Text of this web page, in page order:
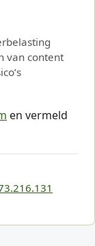
van content
en vermeld